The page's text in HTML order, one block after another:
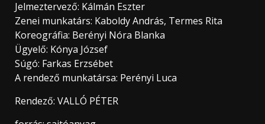
Jelmeztervező: Kálmán Eszter
Zenei munkatárs: Kaboldy András, Termes Rita
Koreográfia: Berényi Nóra Blanka
Ügyelő: Kónya József
Súgó: Farkas Erzsébet
A rendező munkatársa: Perényi Luca
Rendező: VALLÓ PÉTER